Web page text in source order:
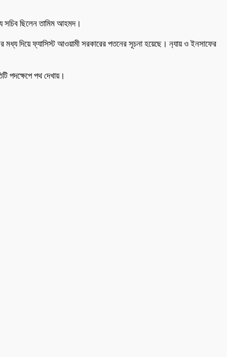
সচিব ছিলেন তামিম আহমদ।
মধ্য দিয়ে ফ্যাসিস্ট আওয়ামী সরকারের পতনের সূচনা হয়েছে। ন‍্যায় ও ইনসাফের
পদক্ষেপে পথ দেখায়।